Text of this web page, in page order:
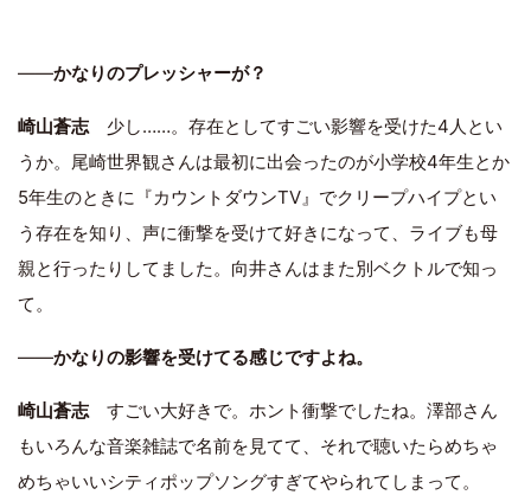
――かなりのプレッシャーが？
崎山蒼志少し……。存在としてすごい影響を受けた4人とい
うか。尾崎世界観さんは最初に出会ったのが小学校4年生とか
5年生のときに『カウントダウンTV』でクリープハイプとい
う存在を知り、声に衝撃を受けて好きになって、ライブも母
親と行ったりしてました。向井さんはまた別ベクトルで知っ
て。
――かなりの影響を受けてる感じですよね。
崎山蒼志すごい大好きで。ホント衝撃でしたね。澤部さん
もいろんな音楽雑誌で名前を見てて、それで聴いたらめちゃ
めちゃいいシティポップソングすぎてやられてしまって。